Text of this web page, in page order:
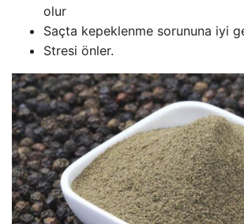
olur
Saçta kepeklenme sorununa iyi
Stresi önler.